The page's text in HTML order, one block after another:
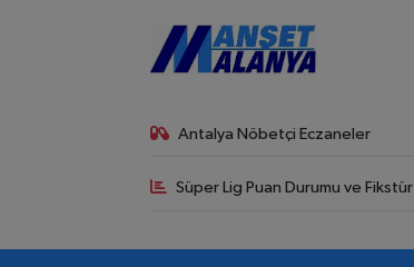
Antalya Nöbetçi Eczaneler
Süper Lig Puan Durumu ve Fikstür